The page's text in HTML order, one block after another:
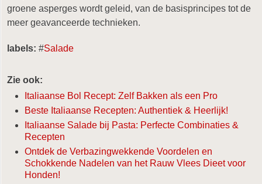
groene asperges wordt geleid, van de basisprincipes tot de
meer geavanceerde technieken.
labels: #Salade
Zie ook:
Italiaanse Bol Recept: Zelf Bakken als een Pro
Beste Italiaanse Recepten: Authentiek & Heerlijk!
Italiaanse Salade bij Pasta: Perfecte Combinaties &
Recepten
Ontdek de Verbazingwekkende Voordelen en
Schokkende Nadelen van het Rauw Vlees Dieet voor
Honden!